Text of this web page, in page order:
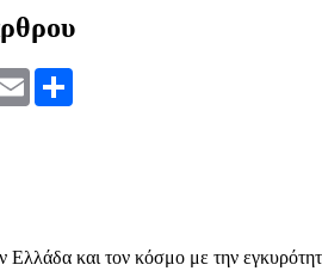
Email
Ελλάδα και τον κόσμο με την